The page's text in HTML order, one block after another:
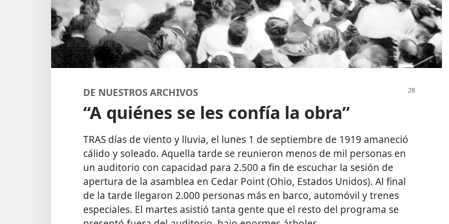
DE NUESTROS ARCHIVOS
“A quiénes se les confía la obra”
TRAS días de viento y lluvia, el lunes 1 de septiembre de 1919 amaneció
cálido y soleado. Aquella tarde se reunieron menos de mil personas en
un auditorio con capacidad para 2.500 a fin de escuchar la sesión de
apertura de la asamblea en Cedar Point (Ohio, Estados Unidos). Al final
de la tarde llegaron 2.000 personas más en barco, automóvil y trenes
especiales. El martes asistió tanta gente que el resto del programa se